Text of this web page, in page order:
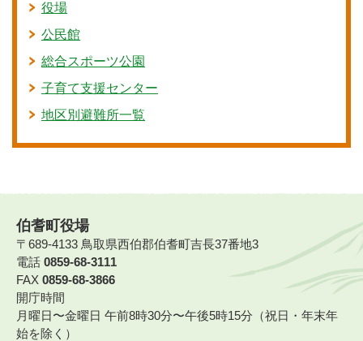
役場
公民館
総合スポーツ公園
子育て支援センター
地区別避難所一覧
伯耆町役場
〒689-4133 鳥取県西伯郡伯耆町吉長37番地3
電話 0859-68-3111
FAX 0859-68-3866
開庁時間
月曜日〜金曜日 午前8時30分〜午後5時15分（祝日・年末年
始を除く）